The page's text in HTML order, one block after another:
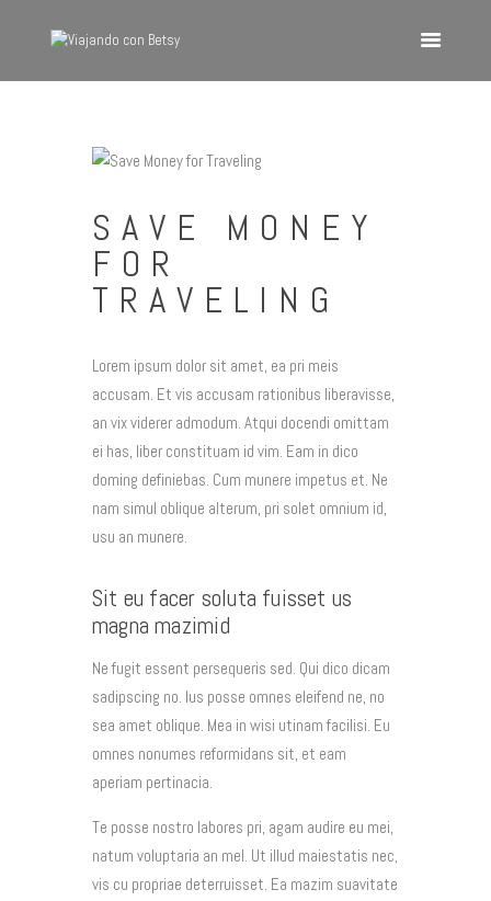
VIAJANDO CON BETSY
Inicio
Europa
América
Contacto
SAVE MONEY
FOR
TRAVELING
Lorem ipsum dolor sit amet, ea pri meis
accusam. Et vis accusam rationibus liberavisse,
an vix viderer admodum. Atqui docendi omittam
ei has, liber constituam id vim. Eam in dico
doming definiebas. Cum munere impetus et. Ne
nam simul oblique alterum, pri solet omnium id,
usu an munere.
Sit eu facer soluta fuisset us
magna mazimid
Ne fugit essent persequeris sed. Qui dico dicam
sadipscing no. Ius posse omnes eleifend ne, no
sea amet oblique. Mea in wisi utinam facilisi. Eu
omnes nonumes reformidans sit, et eam
aperiam pertinacia.
Te posse nostro labores pri, agam audire eu mei,
natum voluptaria an mel. Ut illud maiestatis nec,
vis cu propriae deterruisset. Ea mazim suavitate